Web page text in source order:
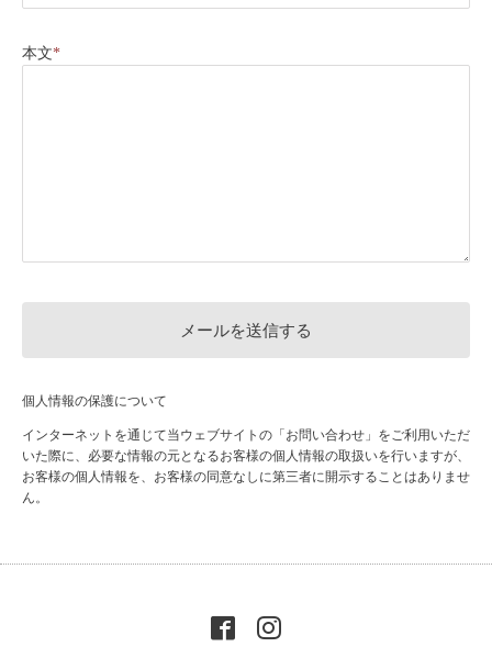
本文*
個人情報の保護について
インターネットを通じて当ウェブサイトの「お問い合わせ」をご利用いただ
いた際に、必要な情報の元となるお客様の個人情報の取扱いを行いますが、
お客様の個人情報を、お客様の同意なしに第三者に開示することはありませ
ん。